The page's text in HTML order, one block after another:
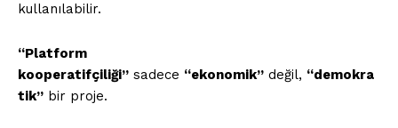
kullanılabilir.
“Platform
kooperatifçiliği” sadece “ekonomik” değil, “demokra
tik” bir proje.